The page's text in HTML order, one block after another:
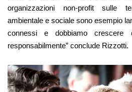
organizzazioni non-profit sulle
ambientale e sociale sono esempio
connessi e dobbiamo crescere
responsabilmente” conclude Rizzotti.